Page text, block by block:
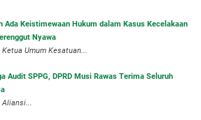
Ada Keistimewaan Hukum dalam Kasus Kecelakaan
Nyawa
Ketua Umum Kesatuan...
Audit SPPG, DPRD Musi Rawas Terima Seluruh
Aliansi...